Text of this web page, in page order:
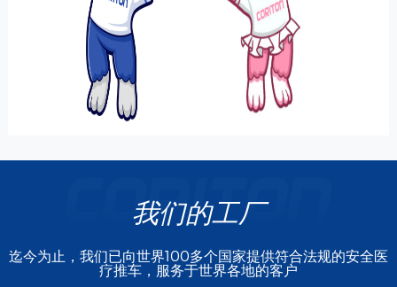
我们的工厂
迄今为止，我们已向世界100多个国家提供符合法规的安全医
疗推车，服务于世界各地的客户